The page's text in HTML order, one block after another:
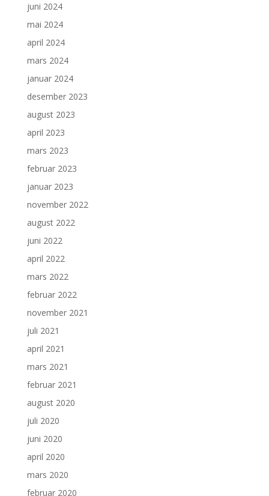
juni 2024
mai 2024
april 2024
mars 2024
januar 2024
desember 2023
august 2023
april 2023
mars 2023
februar 2023
januar 2023
november 2022
august 2022
juni 2022
april 2022
mars 2022
februar 2022
november 2021
juli 2021
april 2021
mars 2021
februar 2021
august 2020
juli 2020
juni 2020
april 2020
mars 2020
februar 2020